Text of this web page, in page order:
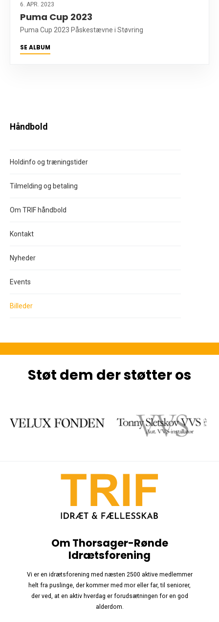
6. APR. 2023
Puma Cup 2023
Puma Cup 2023 Påskestævne i Støvring
SE ALBUM
Håndbold
Holdinfo og træningstider
Tilmelding og betaling
Om TRIF håndbold
Kontakt
Nyheder
Events
Billeder
Støt dem der støtter os
Om Thorsager-Rønde
Idrætsforening
Vi er en idrætsforening med næsten 2500 aktive medlemmer
helt fra puslinge, der kommer med mor eller far, til seniorer,
der ved, at en aktiv hverdag er forudsætningen for en god
alderdom.